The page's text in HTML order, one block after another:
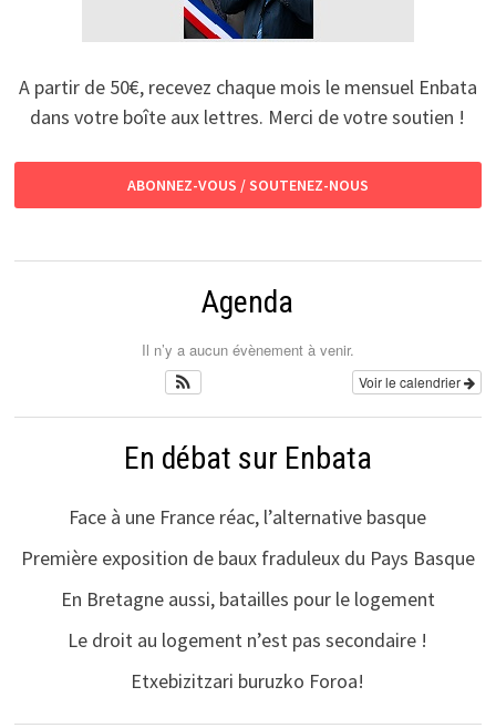
A partir de 50€, recevez chaque mois le mensuel Enbata
dans votre boîte aux lettres. Merci de votre soutien !
ABONNEZ-VOUS / SOUTENEZ-NOUS
Agenda
Il n’y a aucun évènement à venir.
Voir le calendrier
En débat sur Enbata
Face à une France réac, l’alternative basque
Première exposition de baux fraduleux du Pays Basque
En Bretagne aussi, batailles pour le logement
Le droit au logement n’est pas secondaire !
Etxebizitzari buruzko Foroa!